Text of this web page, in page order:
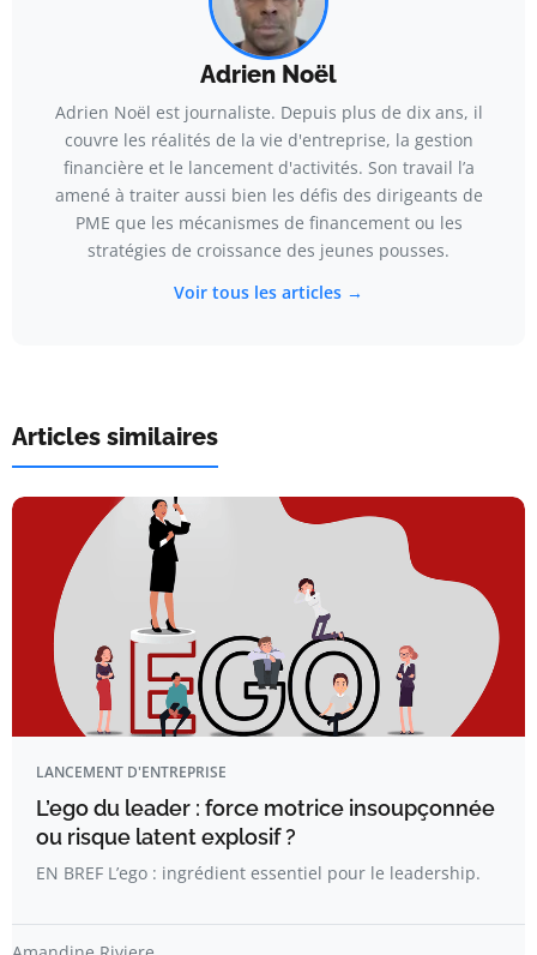
Adrien Noël
Adrien Noël est journaliste. Depuis plus de dix ans, il
couvre les réalités de la vie d'entreprise, la gestion
financière et le lancement d'activités. Son travail l’a
amené à traiter aussi bien les défis des dirigeants de
PME que les mécanismes de financement ou les
stratégies de croissance des jeunes pousses.
Voir tous les articles →
Articles similaires
LANCEMENT D'ENTREPRISE
L’ego du leader : force motrice insoupçonnée
ou risque latent explosif ?
EN BREF L’ego : ingrédient essentiel pour le leadership.